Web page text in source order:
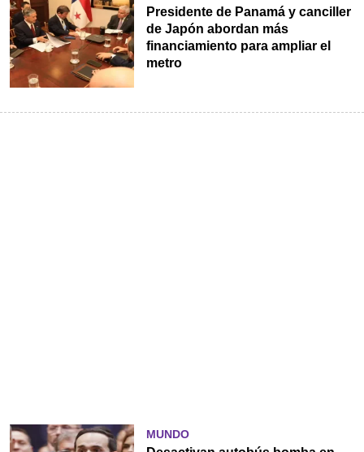
Presidente de Panamá y canciller
de Japón abordan más
financiamiento para ampliar el
metro
MUNDO